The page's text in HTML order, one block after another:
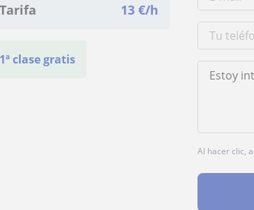
Tarifa 13 €/h
1ª clase gratis
Al hacer clic,